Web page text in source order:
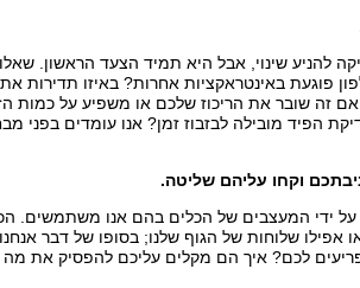
להניע שינוי, אבל היא תמיד הצעד הראשון.
פוגעת באינטראקציות אחרות? באיזו תדירות
זה שובר את הריכוז שלכם או משפיע על כמות
הפיד מובילה לבזבוז זמן? אנו עומדים
וקחו עליהם שליטה.
על ידי המעצבים של הכלים בהם אנו משתמשים.
אפילו שלוחות של הגוף שלנו; בסופו של דבר
לכם? איך הם מקלים עליכם להפסיק את